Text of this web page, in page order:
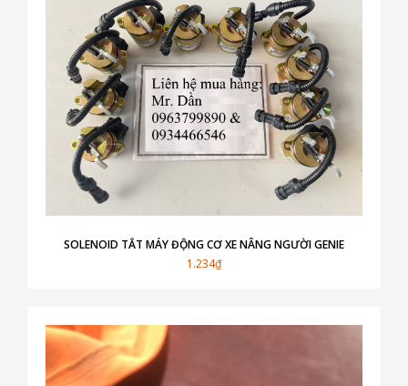
SOLENOID TẮT MÁY ĐỘNG CƠ XE NÂNG NGƯỜI GENIE
1.234₫